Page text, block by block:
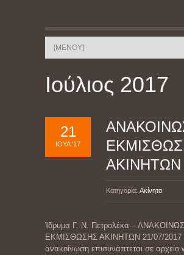
Ιούλιος 2017
21
ΙΟΎΛ '17
ΑΚΙΝΗΤΩΝ
Κατηγορία: Ακίνητα
Ίδρυμα Γ. Ν. Πετρολέκα –
ΕΚΜΙΣΘΩΣΗΣ ΑΚΙΝΗΤΩΝ 21/07/2017
ανακοίνωση επισυνάπτεται σε αρχείο